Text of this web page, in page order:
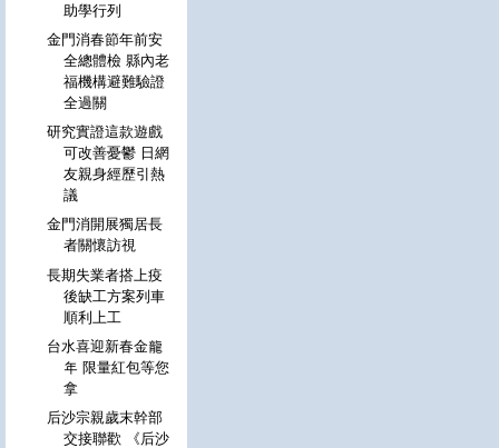
助學行列
金門消春節年前安
全總體檢 縣內老
福機構避難驗證
全過關
研究實證這款遊戲
可改善憂鬱 日網
友親身經歷引熱
議
金門消開展獨居長
者關懷訪視
長期失業者搭上疫
後缺工方案列車
順利上工
台水喜迎新春金龍
年 限量紅包等您
拿
后沙宗親歲末幹部
交接聯歡 《后沙